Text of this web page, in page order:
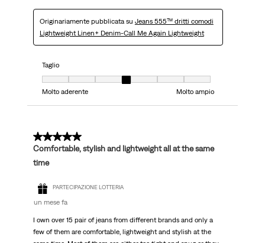
Originariamente pubblicata su Jeans 555™ dritti comodi
Lightweight Linen+ Denim-Call Me Again Lightweight
Taglio
Taglio, 4 su 7, dove 1 è uguale a Molto aderente e 7 è uguale a Molto
Molto aderente
Molto ampio
5 su 5 stelle.
Comfortable, stylish and lightweight all at the same
time
PARTECIPAZIONE LOTTERIA
un mese fa
I own over 15 pair of jeans from different brands and only a
few of them are comfortable, lightweight and stylish at the